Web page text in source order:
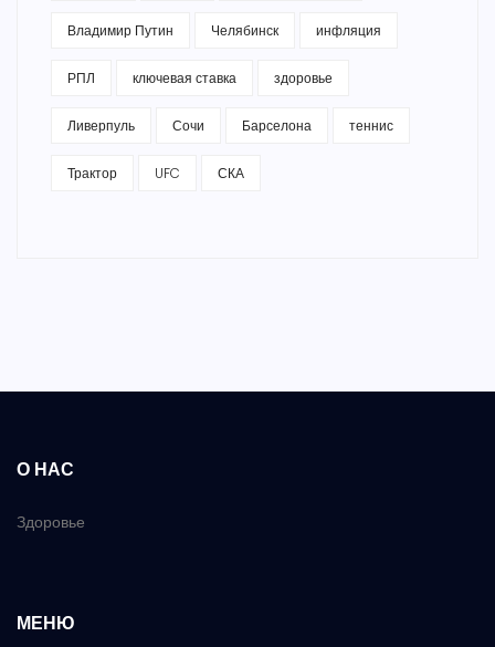
Владимир Путин Челябинск инфляция
РПЛ ключевая ставка здоровье
Ливерпуль Сочи Барселона теннис
Трактор UFC СКА
О НАС
Здоровье
МЕНЮ